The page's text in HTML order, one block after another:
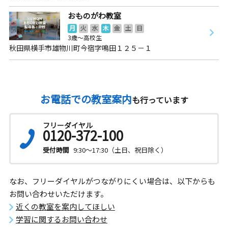
おものがわ教室
月 火 水 木 金 土
日
3歳～高校生
秋田県横手市雄物川町今宿字鳴田１２５－１
お電話での教室案内も行っています
フリーダイヤル
0120-372-100
受付時間 9:30～17:30（土日、祝日除く）
なお、フリーダイヤルがつながりにくい場合は、以下からも
お問い合わせいただけます。
近くの教室を案内してほしい
学習に関するお問い合わせ